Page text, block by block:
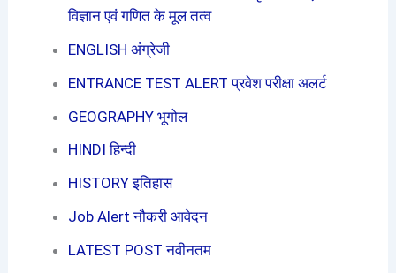
विज्ञान एवं गणित के मूल तत्व
ENGLISH अंग्रेजी
ENTRANCE TEST ALERT प्रवेश परीक्षा अलर्ट
GEOGRAPHY भूगोल
HINDI हिन्दी
HISTORY इतिहास
Job Alert नौकरी आवेदन
LATEST POST नवीनतम